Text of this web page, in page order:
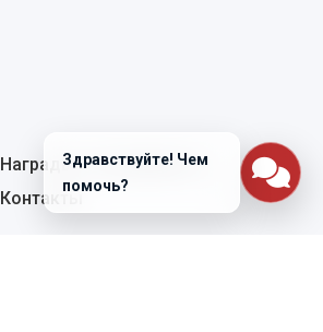
Награды и сертификаты
Контакты
Здравствуйте! Чем
помочь?